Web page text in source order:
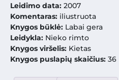
Leidimo data: 2007
Komentaras: iliustruota
Knygos būklė: Labai gera
Leidykla: Nieko rimto
Knygos viršelis: Kietas
Knygos puslapių skaičius: 36